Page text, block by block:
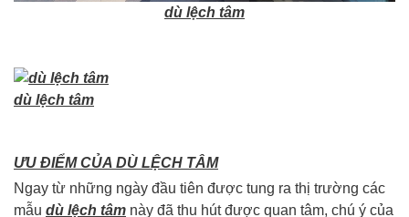
dù lệch tâm
dù lệch tâm
ƯU ĐIỂM CỦA DÙ LỆCH TÂM
Ngay từ những ngày đầu tiên được tung ra thị trường các
mẫu dù lệch tâm này đã thu hút được quan tâm, chú ý của